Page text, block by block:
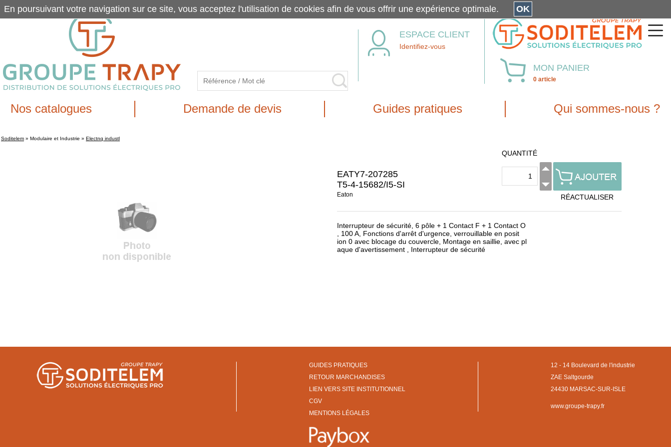
ESPACE CLIENT
Identifiez-vous
MON PANIER
0 article
Nos catalogues Demande de devis Guides pratiques Qui sommes-nous ?
Soditelem » Modulaire et Industrie » Electnq industl
EATY7-207285
T5-4-15682/I5-SI
Eaton
QUANTITÉ
RÉACTUALISER
Interrupteur de sécurité, 6 pôle + 1 Contact F + 1 Contact O
, 100 A, Fonctions d'arrêt d'urgence, verrouillable en posit
ion 0 avec blocage du couvercle, Montage en saillie, avec pl
aque d'avertissement , Interrupteur de sécurité
GUIDES PRATIQUES
RETOUR MARCHANDISES
LIEN VERS SITE INSTITUTIONNEL
CGV
MENTIONS LÉGALES
12 - 14 Boulevard de l'industrie
ZAE Saltgourde
24430 MARSAC-SUR-ISLE
www.groupe-trapy.fr
En poursuivant votre navigation sur ce site, vous acceptez l'utilisation de cookies afin de vous offrir une expérience optimale. OK